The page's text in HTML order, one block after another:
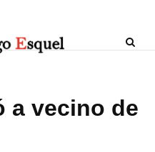
a vecino de